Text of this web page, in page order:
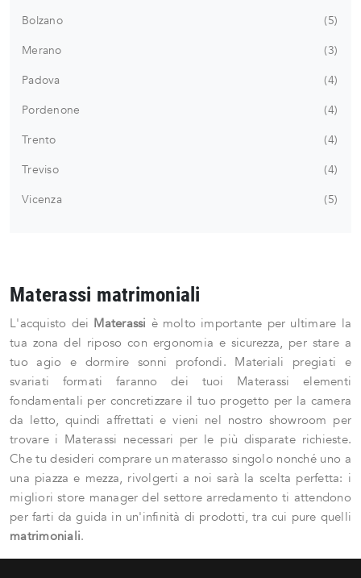
Bolzano
5
Merano
3
Padova
4
Pordenone
4
Trento
4
Treviso
4
Vicenza
5
Materassi matrimoniali
L'acquisto dei Materassi è molto importante per ultimare la
tua zona del riposo con ergonomia e sicurezza, per stare a
tuo agio e dormire sonni profondi. Materiali pregiati e
svariati formati faranno dei tuoi Materassi elementi
fondamentali per concretizzare il tuo progetto per la camera
da letto, quindi affrettati e vieni nel nostro showroom per
trovare i Materassi necessari per le più disparate richieste.
Che tu desideri comprare un materasso singolo nonché uno a
una piazza e mezza, rivolgerti a noi sarà la scelta perfetta: i
migliori store manager del settore arredamento ti attendono
per farti da guida in un'infinità di prodotti, tra cui pure quelli
matrimoniali.